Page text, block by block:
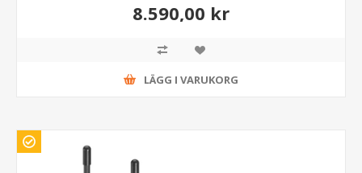
8.590,00 kr
LÄGG I VARUKORG